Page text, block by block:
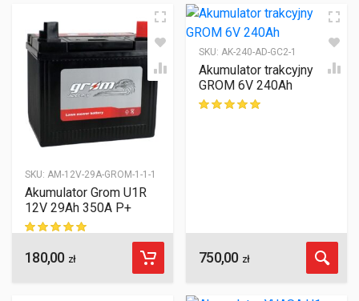
SKU: AM-12V-29A-GROM-1-1-1
Akumulator Grom U1R
12V 29Ah 350A P+
ocen klientów
180,00 zł
SKU: AK-240-AD-GC2-1
Akumulator trakcyjny
GROM 6V 240Ah
750,00 zł